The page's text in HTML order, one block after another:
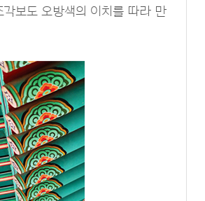
각보도 오방색의 이치를 따라 만